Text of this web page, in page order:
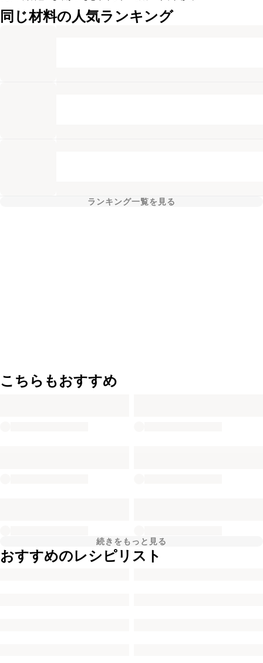
同じ材料の人気ランキング
ランキング一覧を見る
こちらもおすすめ
続きをもっと見る
おすすめのレシピリスト